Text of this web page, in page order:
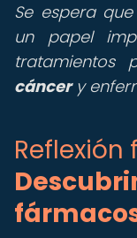
Se espera
un papel
tratamientos
cáncery
Reflexión